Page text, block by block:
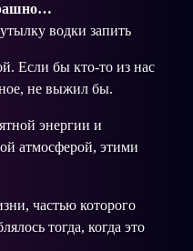
водки запить
Если бы кто-то из нас
не выжил бы.
энергии и
атмосферой, этими
часть­ю которого
тогда, когда это